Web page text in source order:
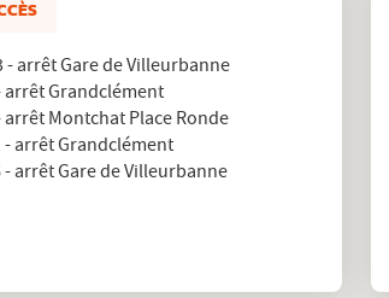
- arrêt Gare de Villeurbanne
arrêt Grandclément
arrêt Montchat Place Ronde
- arrêt Grandclément
- arrêt Gare de Villeurbanne